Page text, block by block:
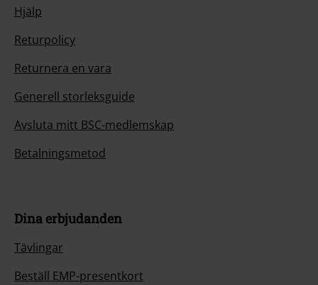
Hjälp
Returpolicy
Returnera en vara
Generell storleksguide
Avsluta mitt BSC-medlemskap
Betalningsmetod
Dina erbjudanden
Tävlingar
Beställ EMP-presentkort